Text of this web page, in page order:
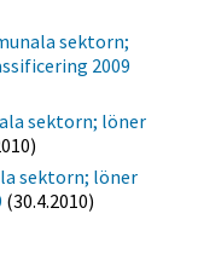
sektorn;
2009
sektorn; löner
sektorn; löner
(30.4.2010)